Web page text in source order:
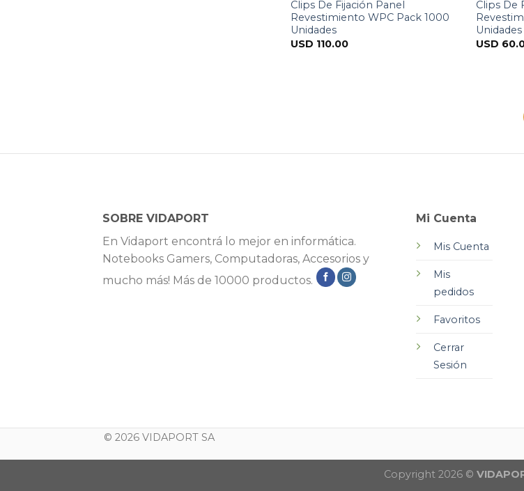
Clips De Fijación Panel
Revestimiento WPC Pack 1000
Unidades
USD 110.00
Clips De
Unidades
USD
SOBRE VIDAPORT
En Vidaport encontrá lo mejor en informática.
Notebooks Gamers, Computadoras, Accesorios y
mucho más! Más de 10000 productos.
Mi Cuenta
Mis Cuenta
Mis
pedidos
Favoritos
Cerrar
Sesión
© 2026 VIDAPORT SA
Copyright 2026 ©